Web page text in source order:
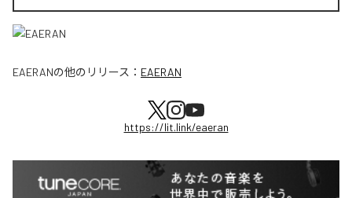
EAERANの他のリリース： EAERAN
https://lit.link/eaeran